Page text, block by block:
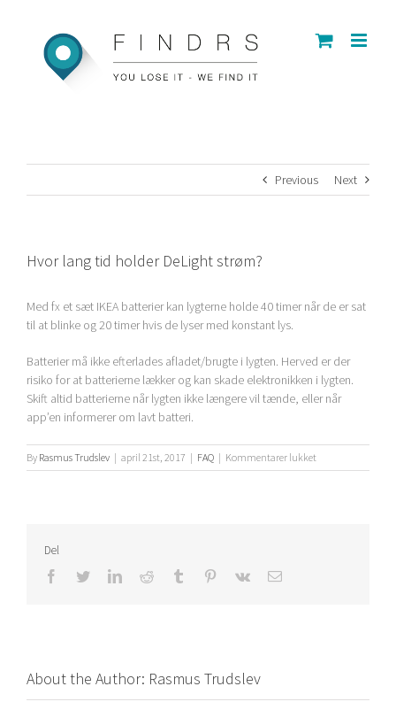
Previous Next
Hvor lang tid holder DeLight strøm?
Med fx et sæt IKEA batterier kan lygterne holde 40 timer når de er sat
til at blinke og 20 timer hvis de lyser med konstant lys.
Batterier må ikke efterlades afladet/brugte i lygten. Herved er der
risiko for at batterierne lækker og kan skade elektronikken i lygten.
Skift altid batterierne når lygten ikke længere vil tænde, eller når
app’en informerer om lavt batteri.
By Rasmus Trudslev | april 21st, 2017 | FAQ | Kommentarer lukkettil
Hvor
Del
Facebook
TwitterLinkedInReddit Tumblr Pinterest
Vk Email
About the Author: Rasmus Trudslev